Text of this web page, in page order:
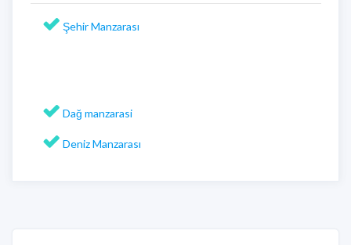
Şehir Manzarası
Dağ manzarasi
Deniz Manzarası